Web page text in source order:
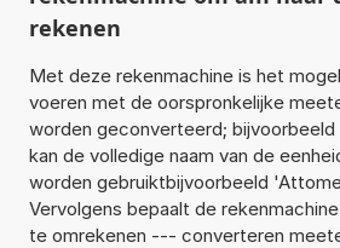
rekenen
Met deze rekenmachine is het
voeren met de oorspronkelijke
worden geconverteerd;
kan de volledige naam van de
worden gebruiktbijvoorbeeld
Vervolgens bepaalt de
te omrekenen --- converteren